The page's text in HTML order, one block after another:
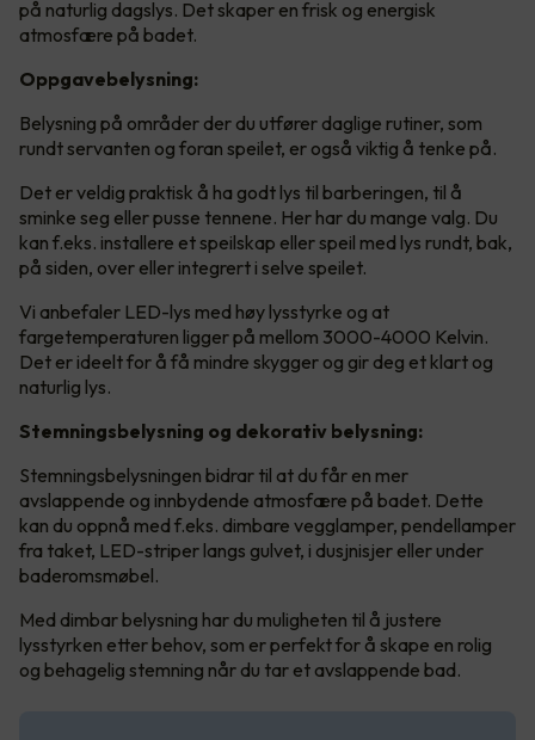
på naturlig dagslys. Det skaper en frisk og energisk
atmosfære på badet.
Oppgavebelysning:
Belysning på områder der du utfører daglige rutiner, som
rundt servanten og foran speilet, er også viktig å tenke på.
Det er veldig praktisk å ha godt lys til barberingen, til å
sminke seg eller pusse tennene. Her har du mange valg. Du
kan f.eks. installere et speilskap eller speil med lys rundt, bak,
på siden, over eller integrert i selve speilet.
Vi anbefaler LED-lys med høy lysstyrke og at
fargetemperaturen ligger på mellom 3000-4000 Kelvin.
Det er ideelt for å få mindre skygger og gir deg et klart og
naturlig lys.
Stemningsbelysning og dekorativ belysning:
Stemningsbelysningen bidrar til at du får en mer
avslappende og innbydende atmosfære på badet. Dette
kan du oppnå med f.eks. dimbare vegglamper, pendellamper
fra taket, LED-striper langs gulvet, i dusjnisjer eller under
baderomsmøbel.
Med dimbar belysning har du muligheten til å justere
lysstyrken etter behov, som er perfekt for å skape en rolig
og behagelig stemning når du tar et avslappende bad.